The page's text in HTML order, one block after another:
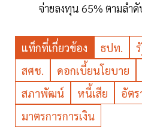
จ่ายลงทุน 65% ตามลำดั
แท็กที่เกี่ยวข้อง ธปท.
สศช.
ดอกเบี้ยนโยบาย
สภาพัฒน์
หนี้เสีย อัตร
มาตรการการเงิน